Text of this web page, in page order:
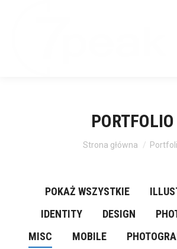
PORTFOLIO
Jesteś tutaj:
Strona główna
POKAŻ WSZYSTKIE
IDENTITY
DESIGN
MISC
MOBILE